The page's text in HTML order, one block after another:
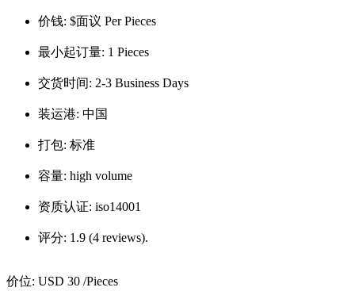
价钱: $面议 Per Pieces
最小起订量: 1 Pieces
交货时间: 2-3 Business Days
装运港: 中国
打包: 标准
容量: high volume
资质认证: iso14001
评分: 1.9 (4 reviews).
价位: USD 30 /Pieces